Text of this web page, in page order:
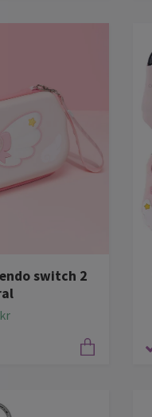
switch 2